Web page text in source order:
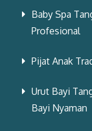
Baby Spa
Profesional
Pijat Anak
Urut Bayi
Bayi Nyaman